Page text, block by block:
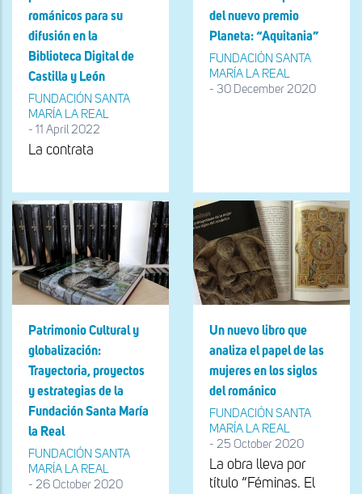
románicos para su
difusión en la
Biblioteca Digital de
Castilla y León
FUNDACIÓN SANTA
MARÍA LA REAL
- 11 April 2022
La contrata
del nuevo premio
Planeta: “Aquitania”
FUNDACIÓN SANTA
MARÍA LA REAL
- 30 December 2020
Patrimonio Cultural y
globalización:
Trayectoria, proyectos
y estrategias de la
Fundación Santa María
la Real
FUNDACIÓN SANTA
MARÍA LA REAL
- 26 October 2020
Un nuevo libro que
analiza el papel de las
mujeres en los siglos
del románico
FUNDACIÓN SANTA
MARÍA LA REAL
- 25 October 2020
La obra lleva por
título “Féminas. El